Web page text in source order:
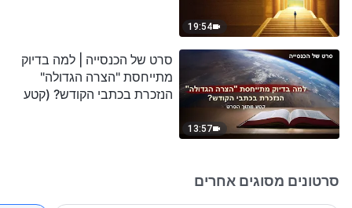
19:54
13:57
סרט של הכנסייה | למה בדיוק
מתייחסת "הצרה הגדולה"
הנזכרת בכתבי הקודש? (קטע
סרטונים מסוגים אחרים